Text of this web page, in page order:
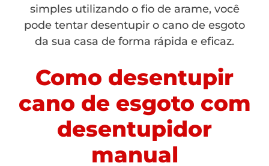
simples utilizando o fio de arame, você
pode tentar desentupir o cano de esgoto
da sua casa de forma rápida e eficaz.
Como desentupir
cano de esgoto com
desentupidor
manual